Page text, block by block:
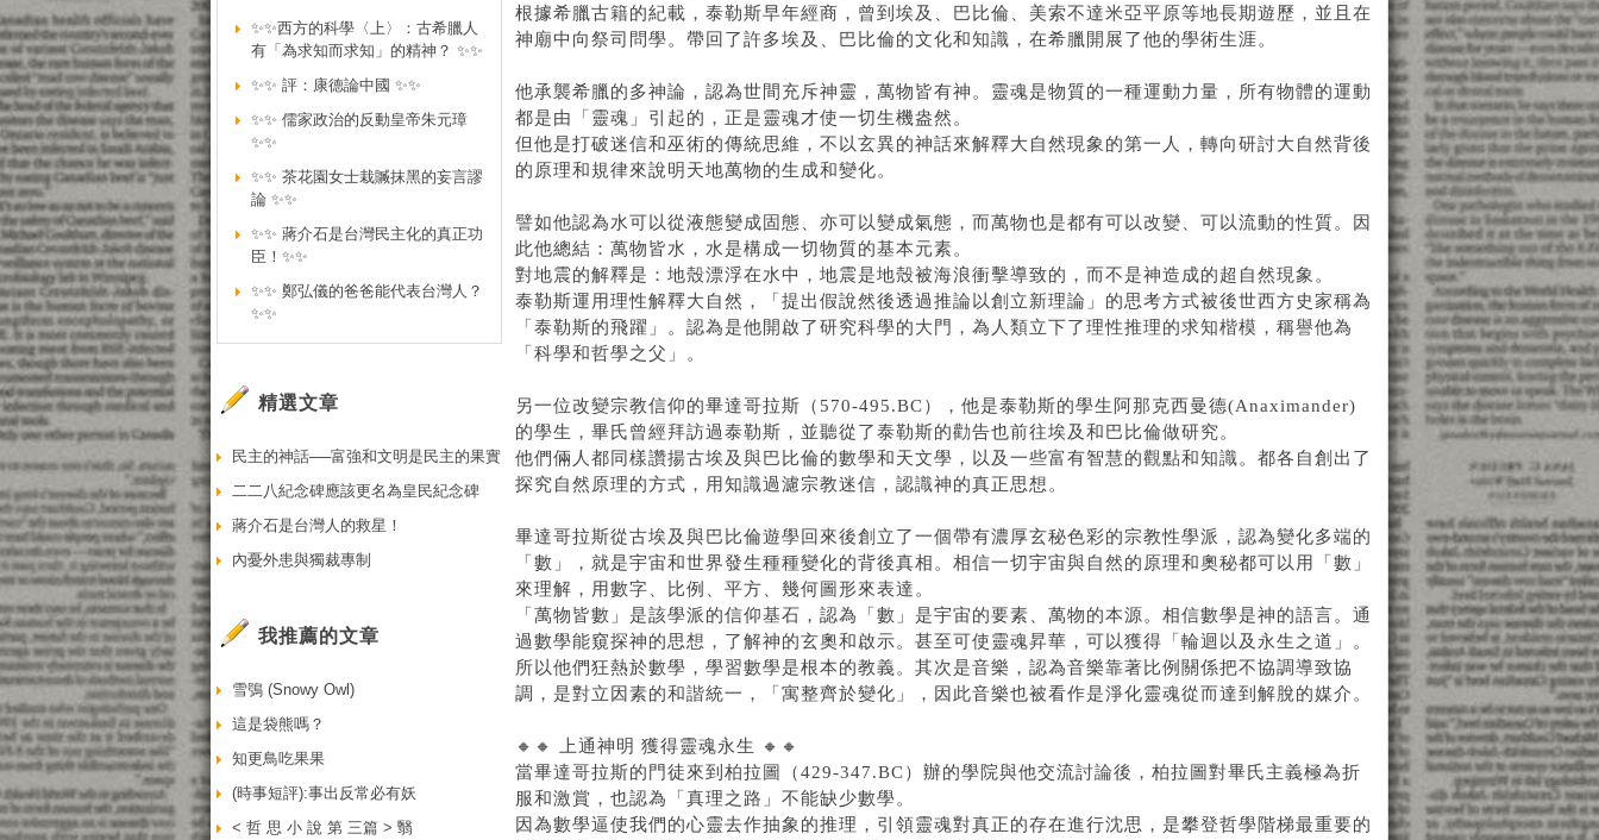
根據希臘古籍的紀載，泰勒斯早年經商，曾到埃及、巴比倫、美索不達米亞平原等地長期遊歷，並且在
神廟中向祭司問學。帶回了許多埃及、巴比倫的文化和知識，在希臘開展了他的學術生涯。
他承襲希臘的多神論，認為世間充斥神靈，萬物皆有神。靈魂是物質的一種運動力量，所有物體的運動
都是由「靈魂」引起的，正是靈魂才使一切生機盎然。
但他是打破迷信和巫術的傳統思維，不以玄異的神話來解釋大自然現象的第一人，轉向研討大自然背後
的原理和規律來說明天地萬物的生成和變化。
譬如他認為水可以從液態變成固態、亦可以變成氣態，而萬物也是都有可以改變、可以流動的性質。因
此他總結：萬物皆水，水是構成一切物質的基本元素。
對地震的解釋是：地殼漂浮在水中，地震是地殼被海浪衝擊導致的，而不是神造成的超自然現象。
泰勒斯運用理性解釋大自然，「提出假說然後透過推論以創立新理論」的思考方式被後世西方史家稱為
「泰勒斯的飛躍」。認為是他開啟了研究科學的大門，為人類立下了理性推理的求知楷模，稱譽他為
「科學和哲學之父」。
另一位改變宗教信仰的畢達哥拉斯（570-495.BC），他是泰勒斯的學生阿那克西曼德(Anaximander)
的學生，畢氏曾經拜訪過泰勒斯，並聽從了泰勒斯的勸告也前往埃及和巴比倫做研究。
他們倆人都同樣讚揚古埃及與巴比倫的數學和天文學，以及一些富有智慧的觀點和知識。都各自創出了
探究自然原理的方式，用知識過濾宗教迷信，認識神的真正思想。
畢達哥拉斯從古埃及與巴比倫遊學回來後創立了一個帶有濃厚玄秘色彩的宗教性學派，認為變化多端的
「數」，就是宇宙和世界發生種種變化的背後真相。相信一切宇宙與自然的原理和奧秘都可以用「數」
來理解，用數字、比例、平方、幾何圖形來表達。
「萬物皆數」是該學派的信仰基石，認為「數」是宇宙的要素、萬物的本源。相信數學是神的語言。通
過數學能窺探神的思想，了解神的玄奧和啟示。甚至可使靈魂昇華，可以獲得「輪迴以及永生之道」。
所以他們狂熱於數學，學習數學是根本的教義。其次是音樂，認為音樂靠著比例關係把不協調導致協
調，是對立因素的和諧統一，「寓整齊於變化」，因此音樂也被看作是淨化靈魂從而達到解脫的媒介。
🔸🔸 上通神明 獲得靈魂永生 🔸🔸
當畢達哥拉斯的門徒來到柏拉圖（429-347.BC）辦的學院與他交流討論後，柏拉圖對畢氏主義極為折
服和激賞，也認為「真理之路」不能缺少數學。
因為數學逼使我們的心靈去作抽象的推理，引領靈魂對真正的存在進行沈思，是攀登哲學階梯最重要的
✨✨西方的科學〈上〉：古希臘人
有「為求知而求知」的精神？ ✨✨
✨✨ 評：康德論中國 ✨✨
✨✨ 儒家政治的反動皇帝朱元璋
✨✨
✨✨ 茶花園女士栽贓抹黑的妄言謬
論 ✨✨
✨✨ 蔣介石是台灣民主化的真正功
臣！✨✨
✨✨ 鄭弘儀的爸爸能代表台灣人？
✨✨
精選文章
民主的神話──富強和文明是民主的果實
二二八紀念碑應該更名為皇民紀念碑
蔣介石是台灣人的救星！
內憂外患與獨裁專制
我推薦的文章
雪鴞 (Snowy Owl)
這是袋熊嗎？
知更鳥吃果果
(時事短評):事出反常必有妖
< 哲 思 小 說 第 三篇 > 翳